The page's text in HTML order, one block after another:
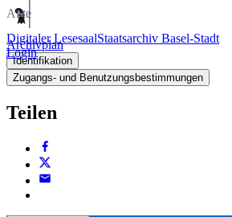
Digitaler LesesaalStaatsarchiv Basel-Stadt
Login
Akte
Archivplan
Identifikation
Zugangs- und Benutzungsbestimmungen
Teilen